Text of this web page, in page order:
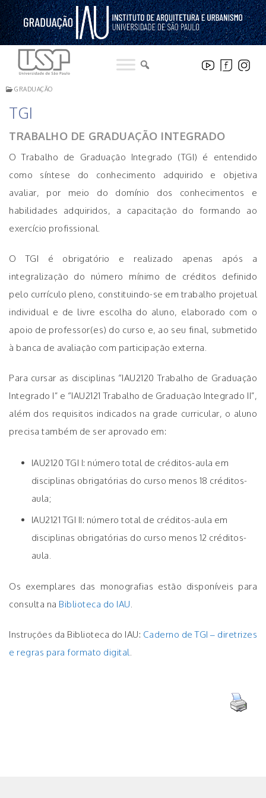
Pular
para
o
conteúdo
GRADUAÇÃO
TGI
TRABALHO DE GRADUAÇÃO INTEGRADO
O Trabalho de Graduação Integrado (TGI) é entendido
como síntese do conhecimento adquirido e objetiva
avaliar, por meio do domínio dos conhecimentos e
habilidades adquiridos, a capacitação do formando ao
exercício profissional.
O TGI é obrigatório e realizado apenas após a
integralização do número mínimo de créditos definido
pelo currículo pleno, constituindo-se em trabalho projetual
individual e de livre escolha do aluno, elaborado com o
apoio de professor(es) do curso e, ao seu final, submetido
à banca de avaliação com participação externa.
Para cursar as disciplinas “IAU2120 Trabalho de Graduação
Integrado I” e “IAU2121 Trabalho de Graduação Integrado II”,
além dos requisitos indicados na grade curricular, o aluno
precisa também de ser aprovado em:
IAU2120 TGI I: número total de créditos-aula em
disciplinas obrigatórias do curso menos 18 créditos-
aula;
IAU2121 TGI II: número total de créditos-aula em
disciplinas obrigatórias do curso menos 12 créditos-
aula.
Os exemplares das monografias estão disponíveis para
consulta na Biblioteca do IAU.
Instruções da Biblioteca do IAU: Caderno de TGI – diretrizes
e regras para formato digital.